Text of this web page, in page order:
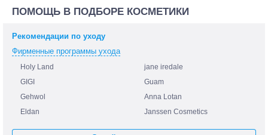
ПОМОЩЬ В ПОДБОРЕ КОСМЕТИКИ
Рекомендации по уходу
Фирменные программы ухода
Holy Land
jane iredale
GIGI
Guam
Gehwol
Anna Lotan
Eldan
Janssen Cosmetics